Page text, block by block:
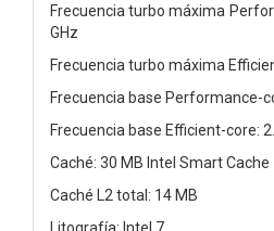
Frecuencia turbo máxima
GHz
Frecuencia turbo máxima
Frecuencia base Performance-
Frecuencia base Efficient-core:
Caché: 30 MB Intel Smart Cache
Caché L2 total: 14 MB
Litografía: Intel 7